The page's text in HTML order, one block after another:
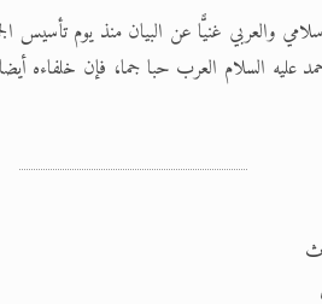
الردود على القمص زكريا يطرس
على حقيقة الإسراء والمعراج
والعربي غنيًّا عن البيان منذ يوم تأسيس
عليه السلام العرب حبا جما، فإن خلفاءه